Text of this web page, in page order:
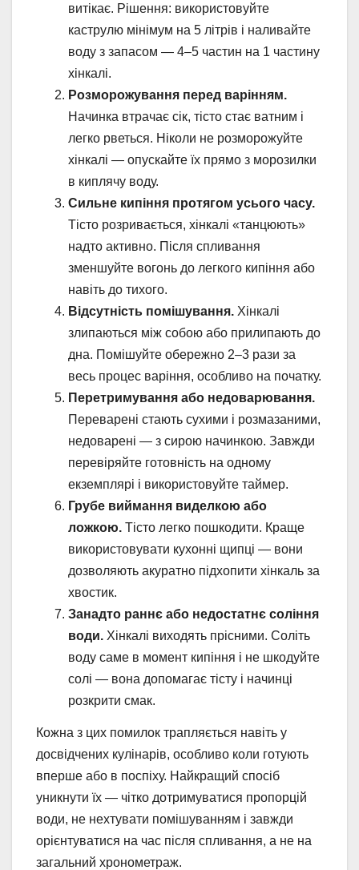
витікає. Рішення: використовуйте
каструлю мінімум на 5 літрів і наливайте
воду з запасом — 4–5 частин на 1 частину
хінкалі.
Розморожування перед варінням.
Начинка втрачає сік, тісто стає ватним і
легко рветься. Ніколи не розморожуйте
хінкалі — опускайте їх прямо з морозилки
в киплячу воду.
Сильне кипіння протягом усього часу.
Тісто розривається, хінкалі «танцюють»
надто активно. Після спливання
зменшуйте вогонь до легкого кипіння або
навіть до тихого.
Відсутність помішування. Хінкалі
злипаються між собою або прилипають до
дна. Помішуйте обережно 2–3 рази за
весь процес варіння, особливо на початку.
Перетримування або недоварювання.
Переварені стають сухими і розмазаними,
недоварені — з сирою начинкою. Завжди
перевіряйте готовність на одному
екземплярі і використовуйте таймер.
Грубе виймання виделкою або
ложкою. Тісто легко пошкодити. Краще
використовувати кухонні щипці — вони
дозволяють акуратно підхопити хінкаль за
хвостик.
Занадто раннє або недостатнє соління
води. Хінкалі виходять прісними. Соліть
воду саме в момент кипіння і не шкодуйте
солі — вона допомагає тісту і начинці
розкрити смак.
Кожна з цих помилок трапляється навіть у
досвідчених кулінарів, особливо коли готують
вперше або в поспіху. Найкращий спосіб
уникнути їх — чітко дотримуватися пропорцій
води, не нехтувати помішуванням і завжди
орієнтуватися на час після спливання, а не на
загальний хронометраж.